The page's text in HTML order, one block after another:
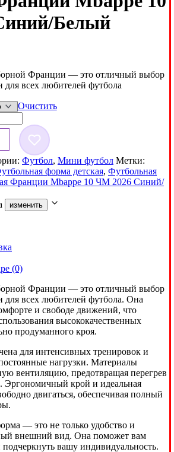
Белый
Франции — это отличный выбор
для всех любителей футбола
Очистить
Футбол, Мини футбол Метки:
форма детская, Футбольная
Франции Mbappe 10 ЧМ 2026 Синий/
изменить
(0)
Франции — это отличный выбор
для всех любителей футбола. Она
и свободе движений, что
высококачественных
продуманного кроя.
для интенсивных тренировок и
нагрузки. Материалы
вентиляцию, предотвращая перегрев
Эргономичный крой и идеальная
двигаться, обеспечивая полный
— это не только удобство и
внешний вид. Она поможет вам
вашу индивидуальность.